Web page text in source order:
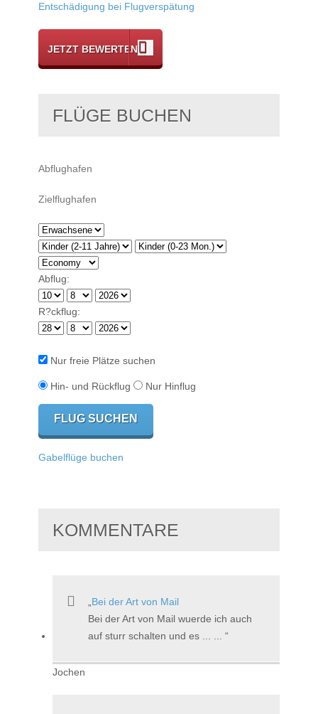
Entschädigung bei Flugverspätung
JETZT BEWERTEN
FLÜGE BUCHEN
Abflug:
R?ckflug:
Nur freie Plätze suchen
Hin- und Rückflug Nur Hinflug
Gabelflüge buchen
KOMMENTARE
Bei der Art von Mail
Bei der Art von Mail wuerde ich auch
auf sturr schalten und es ... ...
Jochen